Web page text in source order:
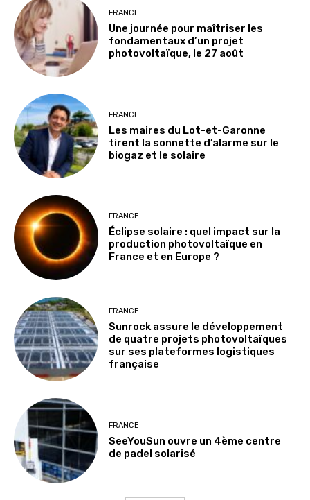
FRANCE
Une journée pour maîtriser les
fondamentaux d’un projet
photovoltaïque, le 27 août
FRANCE
Les maires du Lot-et-Garonne
tirent la sonnette d’alarme sur le
biogaz et le solaire
FRANCE
Éclipse solaire : quel impact sur la
production photovoltaïque en
France et en Europe ?
FRANCE
Sunrock assure le développement
de quatre projets photovoltaïques
sur ses plateformes logistiques
française
FRANCE
SeeYouSun ouvre un 4ème centre
de padel solarisé